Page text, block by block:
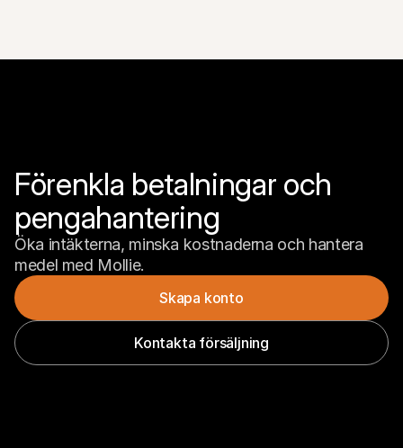
Förenkla betalningar och
pengahantering
Öka intäkterna, minska kostnaderna och hantera
medel med Mollie.
Skapa konto
Kontakta försäljning